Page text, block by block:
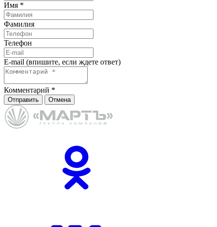
Имя *
Фамилия
Телефон
E-mail (впишите, если ждете ответ)
Комментарий *
Отправить Отмена